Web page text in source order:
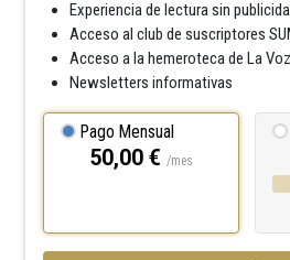
Experiencia de lectura sin
Acceso al club de suscriptores
Acceso a la hemeroteca de La
Newsletters informativas
Pago Mensual
50,00 € /mes